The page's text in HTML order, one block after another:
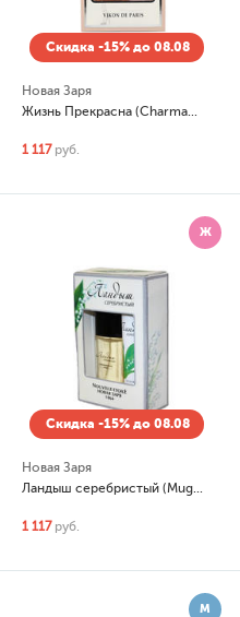
Скидка -15% до 08.08
Новая Заря
Жизнь Прекрасна (Charmante Comme La Vie) Набор:
1 117 руб.
Ж
Скидка -15% до 08.08
Новая Заря
Ландыш серебристый (Muguet) Набор: парфюмированная вода (edp) 50 мл, дезодорант 75мл
1 117 руб.
М